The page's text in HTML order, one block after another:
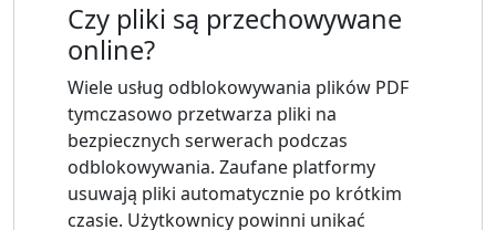
Czy pliki są przechowywane
online?
Wiele usług odblokowywania plików PDF
tymczasowo przetwarza pliki na
bezpiecznych serwerach podczas
odblokowywania. Zaufane platformy
usuwają pliki automatycznie po krótkim
czasie. Użytkownicy powinni unikać